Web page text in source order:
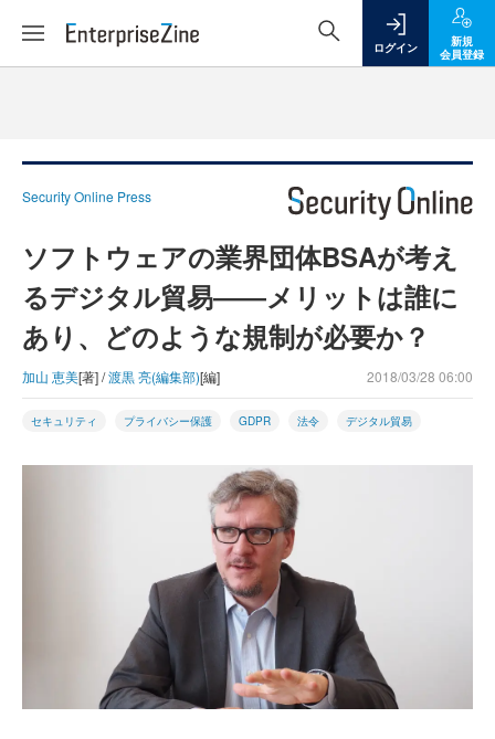
ログイン
新規
会員登録
Security Online Press
ソフトウェアの業界団体BSAが考え
るデジタル貿易――メリットは誰に
あり、どのような規制が必要か？
加山 恵美[著] /渡黒 亮(編集部)[編] 2018/03/28 06:00
セキュリティ プライバシー保護 GDPR 法令 デジタル貿易